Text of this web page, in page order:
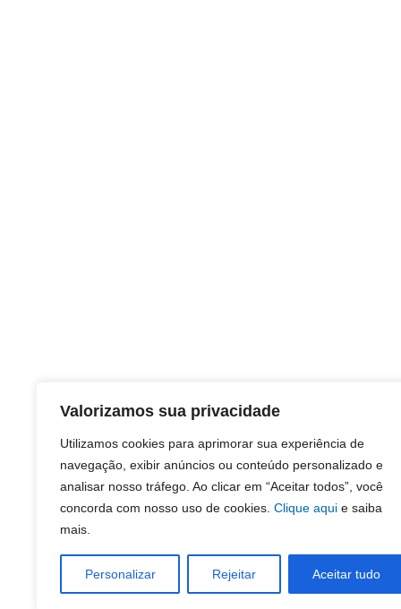
Valorizamos sua privacidade
Utilizamos cookies para aprimorar sua experiência de
navegação, exibir anúncios ou conteúdo personalizado e
analisar nosso tráfego. Ao clicar em “Aceitar todos”, você
concorda com nosso uso de cookies. Clique aqui e saiba
mais.
Personalizar Rejeitar Aceitar tudo